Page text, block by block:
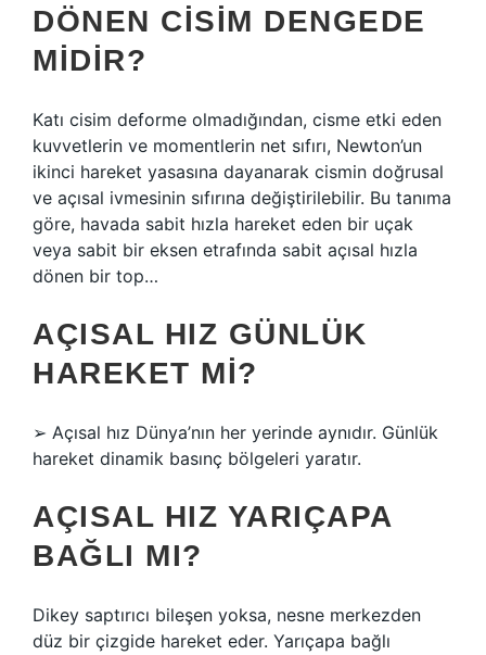
DÖNEN CISIM DENGEDE
MIDIR?
Katı cisim deforme olmadığından, cisme etki eden
kuvvetlerin ve momentlerin net sıfırı, Newton’un
ikinci hareket yasasına dayanarak cismin doğrusal
ve açısal ivmesinin sıfırına değiştirilebilir. Bu tanıma
göre, havada sabit hızla hareket eden bir uçak
veya sabit bir eksen etrafında sabit açısal hızla
dönen bir top…
AÇISAL HIZ GÜNLÜK
HAREKET MI?
➢ Açısal hız Dünya’nın her yerinde aynıdır. Günlük
hareket dinamik basınç bölgeleri yaratır.
AÇISAL HIZ YARIÇAPA
BAĞLI MI?
Dikey saptırıcı bileşen yoksa, nesne merkezden
düz bir çizgide hareket eder. Yarıçapa bağlı